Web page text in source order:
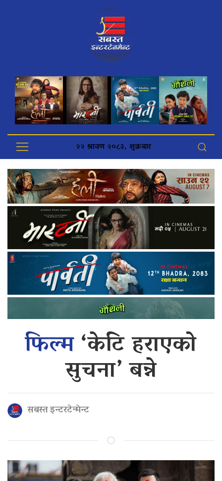
२२ श्रावण २०८३, शुक्रबार
फिल्म‘केटि हराएको
सुचना’ बन्ने
सबस्त इन्टरटेन्मेन्ट